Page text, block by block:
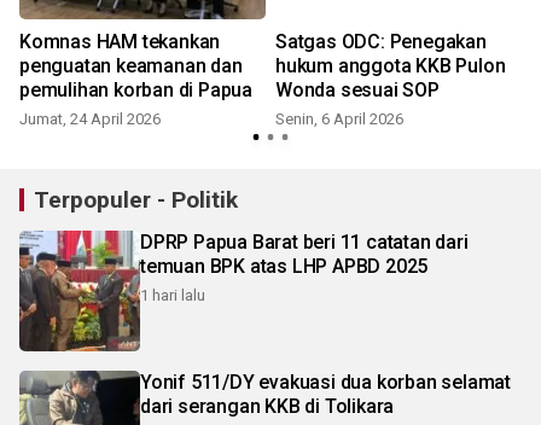
Komnas HAM tekankan
penguatan keamanan dan
pemulihan korban di Papua
Jumat, 24 April 2026
Satgas ODC: Penegakan
hukum anggota KKB Pulon
Wonda sesuai SOP
Senin, 6 April 2026
Terpopuler - Politik
DPRP Papua Barat beri 11 catatan dari
temuan BPK atas LHP APBD 2025
1 hari lalu
Yonif 511/DY evakuasi dua korban selamat
dari serangan KKB di Tolikara